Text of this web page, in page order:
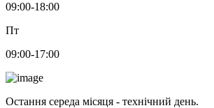
09:00-18:00
Пт
09:00-17:00
Остання середа місяця - технічний день.